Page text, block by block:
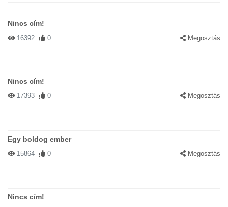
Nincs cím!
16392 0 Megosztás
Nincs cím!
17393 0 Megosztás
Egy boldog ember
15864 0 Megosztás
Nincs cím!